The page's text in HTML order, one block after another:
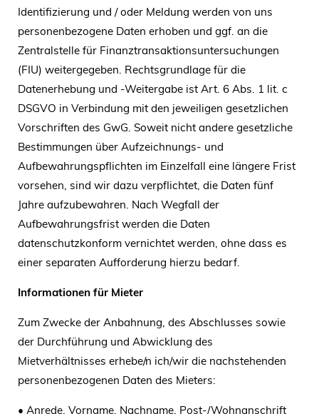
Identifizierung und / oder Meldung werden von uns
personenbezogene Daten erhoben und ggf. an die
Zentralstelle für Finanztransaktionsuntersuchungen
(FIU) weitergegeben. Rechtsgrundlage für die
Datenerhebung und -Weitergabe ist Art. 6 Abs. 1 lit. c
DSGVO in Verbindung mit den jeweiligen gesetzlichen
Vorschriften des GwG. Soweit nicht andere gesetzliche
Bestimmungen über Aufzeichnungs- und
Aufbewahrungspflichten im Einzelfall eine längere Frist
vorsehen, sind wir dazu verpflichtet, die Daten fünf
Jahre aufzubewahren. Nach Wegfall der
Aufbewahrungsfrist werden die Daten
datenschutzkonform vernichtet werden, ohne dass es
einer separaten Aufforderung hierzu bedarf.
Informationen für Mieter
Zum Zwecke der Anbahnung, des Abschlusses sowie
der Durchführung und Abwicklung des
Mietverhältnisses erhebe/n ich/wir die nachstehenden
personenbezogenen Daten des Mieters:
• Anrede, Vorname, Nachname, Post-/Wohnanschrift